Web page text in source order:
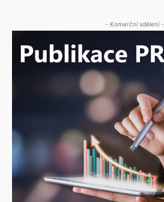
- Komerční sdělení -